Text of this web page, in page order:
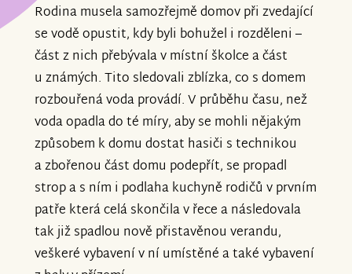
Rodina musela samozřejmě domov při zvedající
se vodě opustit, kdy byli bohužel i rozděleni –
část z nich přebývala v místní školce a část
u známých. Tito sledovali zblízka, co s domem
rozbouřená voda provádí. V průběhu času, než
voda opadla do té míry, aby se mohli nějakým
způsobem k domu dostat hasiči s technikou
a zbořenou část domu podepřít, se propadl
strop a s ním i podlaha kuchyně rodičů v prvním
patře která celá skončila v řece a následovala
tak již spadlou nově přistavěnou verandu,
veškeré vybavení v ní umístěné a také vybavení